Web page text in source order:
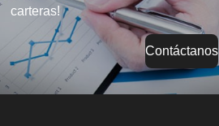
carteras!
Contáctanos